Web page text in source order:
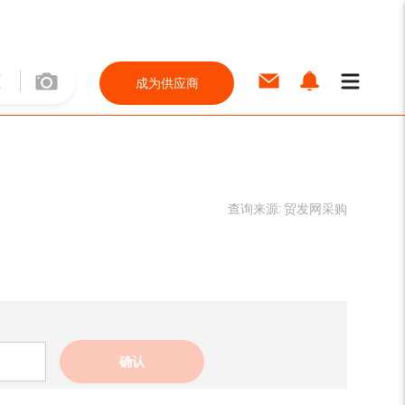
成为供应商
查询来源: 贸发网采购
确认